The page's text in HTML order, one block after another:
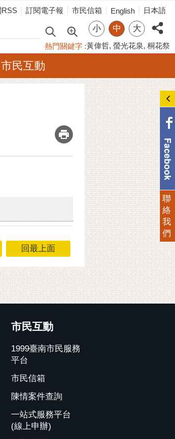
訂閱電子報 市民信箱 English 日本語
小 中 大
熱門關鍵字 黃偉哲 螢光花泉 桐花祭
市民互動
_
回最上面
市民互動
1999臺南市民服務
平台
市民信箱
陳情案件查詢
一站式服務平台
(線上申辦)
聯
絡
我
們